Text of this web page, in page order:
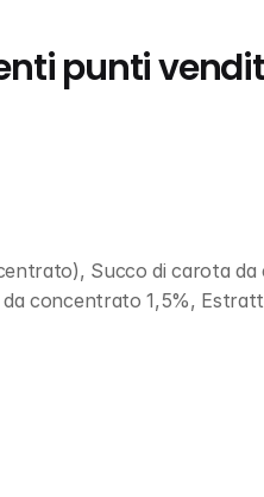
punti
Succo di carota
concentrato 1,5%,